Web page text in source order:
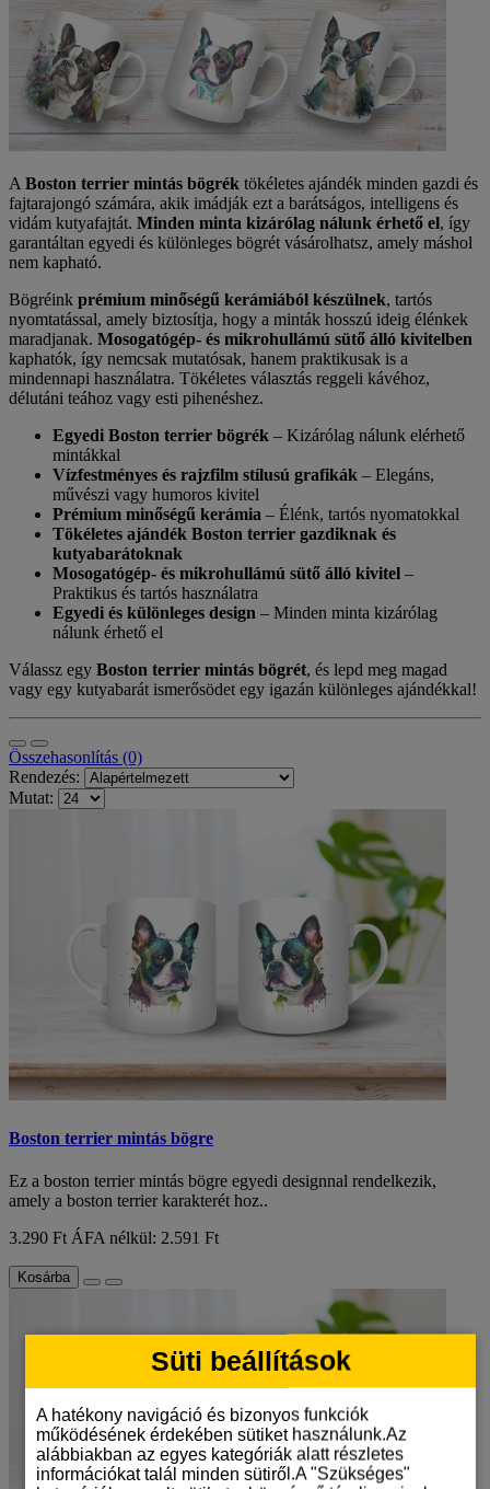
A Boston terrier mintás bögrék tökéletes ajándék minden gazdi és
fajtarajongó számára, akik imádják ezt a barátságos, intelligens és
vidám kutyafajtát. Minden minta kizárólag nálunk érhető el, így
garantáltan egyedi és különleges bögrét vásárolhatsz, amely máshol
nem kapható.
Bögréink prémium minőségű kerámiából készülnek, tartós
nyomtatással, amely biztosítja, hogy a minták hosszú ideig élénkek
maradjanak. Mosogatógép- és mikrohullámú sütő álló kivitelben
kaphatók, így nemcsak mutatósak, hanem praktikusak is a
mindennapi használatra. Tökéletes választás reggeli kávéhoz,
délutáni teához vagy esti pihenéshez.
Egyedi Boston terrier bögrék – Kizárólag nálunk elérhető
mintákkal
Vízfestményes és rajzfilm stílusú grafikák – Elegáns,
művészi vagy humoros kivitel
Prémium minőségű kerámia – Élénk, tartós nyomatokkal
Tökéletes ajándék Boston terrier gazdiknak és
kutyabarátoknak
Mosogatógép- és mikrohullámú sütő álló kivitel –
Praktikus és tartós használatra
Egyedi és különleges design – Minden minta kizárólag
nálunk érhető el
Válassz egy Boston terrier mintás bögrét, és lepd meg magad
vagy egy kutyabarát ismerősödet egy igazán különleges ajándékkal!
Összehasonlítás (0)
Rendezés:
Mutat:
Boston terrier mintás bögre
Ez a boston terrier mintás bögre egyedi designnal rendelkezik,
amely a boston terrier karakterét hoz..
3.290 Ft ÁFA nélkül: 2.591 Ft
Kosárba
Süti beállítások
A hatékony navigáció és bizonyos funkciók
működésének érdekében sütiket használunk.Az
alábbiakban az egyes kategóriák alatt részletes
információkat talál minden sütiről.A "Szükséges"